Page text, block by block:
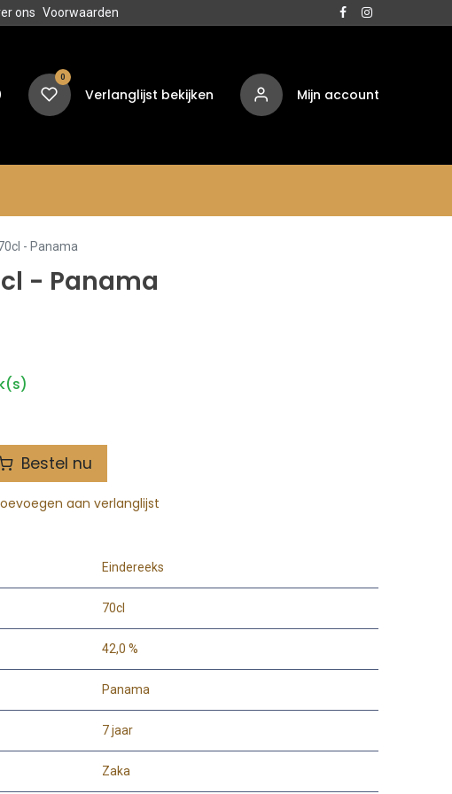
ons Voorwaarden
0
Verlanglijst bekijken Mijn account
- Panama
- Panama
Bestel nu
aan verlanglijst
Eindereeks
70cl
42,0 %
Panama
7 jaar
Zaka